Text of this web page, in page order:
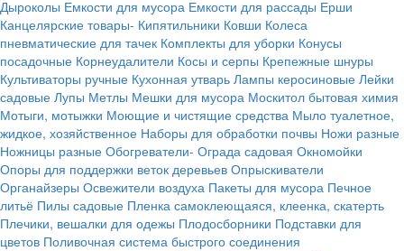
Дыроколы Емкости для мусора Емкости для рассады Ерши
Канцелярские товары- Кипятильники Ковши Колеса
пневматические для тачек Комплекты для уборки Конусы
посадочные Корнеудалители Косы и серпы Крепежные шнуры
Культиваторы ручные Кухонная утварь Лампы керосиновые Лейки
садовые Лупы Метлы Мешки для мусора Москитол бытовая химия
Мотыги, мотыжки Моющие и чистящие средства Мыло туалетное,
жидкое, хозяйственное Наборы для обработки почвы Ножи разные
Ножницы разные Обогреватели- Ограда садовая Окномойки
Опоры для поддержки веток деревьев Опрыскиватели
Органайзеры Освежители воздуха Пакеты для мусора Печное
литьё Пилы садовые Пленка самоклеющаяся, клеенка, скатерть
Плечики, вешалки для одежы Плодосборники Подставки для
цветов Поливочная система быстрого соединения